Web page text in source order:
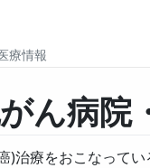
療情報
ん病院
)治療をおこなってい